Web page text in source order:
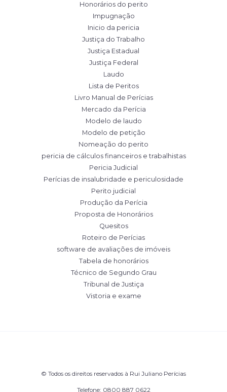
Honorários do perito
Impugnação
Inicio da pericia
Justiça do Trabalho
Justiça Estadual
Justiça Federal
Laudo
Lista de Peritos
Livro Manual de Perícias
Mercado da Perícia
Modelo de laudo
Modelo de petição
Nomeação do perito
pericia de cálculos financeiros e trabalhistas
Pericia Judicial
Perícias de insalubridade e periculosidade
Perito judicial
Produção da Perícia
Proposta de Honorários
Quesitos
Roteiro de Perícias
software de avaliações de imóveis
Tabela de honorários
Técnico de Segundo Grau
Tribunal de Justiça
Vistoria e exame
© Todos os direitos reservados à Rui Juliano Perícias
Telefone: 0800 887 0622